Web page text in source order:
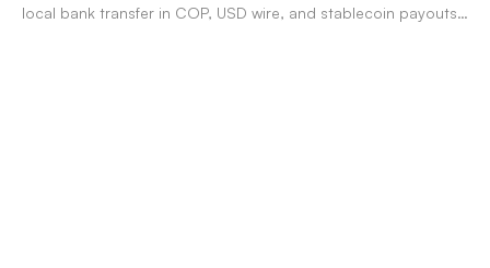
local bank transfer in COP, USD wire, and stablecoin payouts.